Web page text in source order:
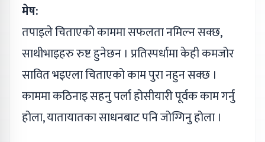
मेष:
तपाइले चिताएको काममा सफलता नमिल्न सक्छ,
साथीभाइहरु रुष्ट हुनेछन । प्रतिस्पर्धामा केही कमजोर
सावित भइएला चिताएको काम पुरा नहुन सक्छ ।
काममा कठिनाइ सहनु पर्ला होसीयारी पूर्वक काम गर्नु
होला, यातायातका साधनबाट पनि जोग्गिनु होला ।